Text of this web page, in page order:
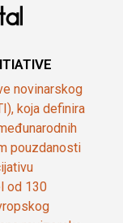
novinarskog
koja definira
pouzdanosti
od 130